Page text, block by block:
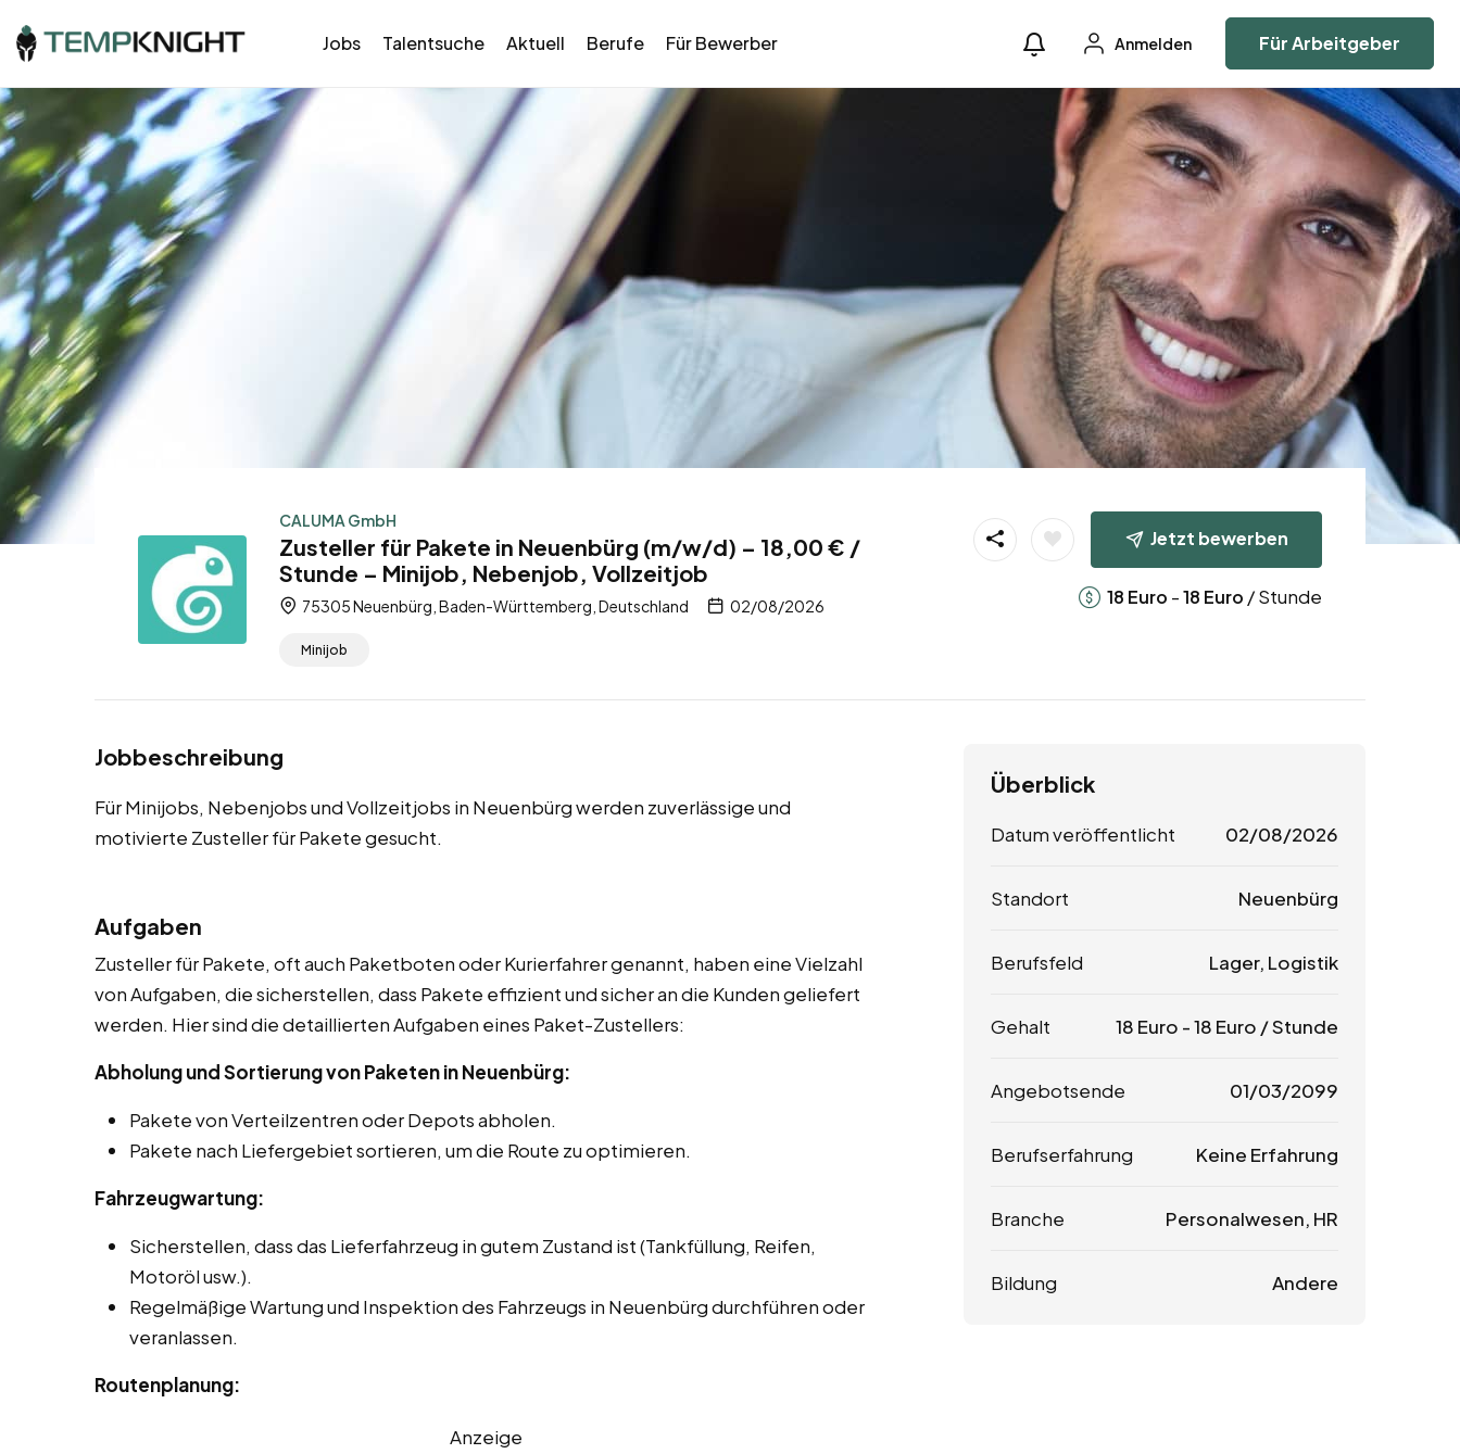
Jobs Talentsuche Aktuell Berufe Für Bewerber Anmelden Für Arbeitgeber
CALUMA GmbH
Zusteller für Pakete in Neuenbürg (m/w/d) – 18,00 € /
Stunde – Minijob, Nebenjob, Vollzeitjob
75305 Neuenbürg, Baden-Württemberg, Deutschland 02/08/2026
Minijob
Jetzt bewerben
18 Euro -18 Euro / Stunde
Jobbeschreibung
Für Minijobs, Nebenjobs und Vollzeitjobs in Neuenbürg werden zuverlässige und
motivierte Zusteller für Pakete gesucht.
Aufgaben
Zusteller für Pakete, oft auch Paketboten oder Kurierfahrer genannt, haben eine Vielzahl
von Aufgaben, die sicherstellen, dass Pakete effizient und sicher an die Kunden geliefert
werden. Hier sind die detaillierten Aufgaben eines Paket-Zustellers:
Abholung und Sortierung von Paketen in Neuenbürg:
Pakete von Verteilzentren oder Depots abholen.
Pakete nach Liefergebiet sortieren, um die Route zu optimieren.
Fahrzeugwartung:
Sicherstellen, dass das Lieferfahrzeug in gutem Zustand ist (Tankfüllung, Reifen,
Motoröl usw.).
Regelmäßige Wartung und Inspektion des Fahrzeugs in Neuenbürg durchführen oder
veranlassen.
Routenplanung:
Anzeige
Überblick
Datum veröffentlicht 02/08/2026
Standort Neuenbürg
Berufsfeld Lager, Logistik
Gehalt 18 Euro -18 Euro / Stunde
Angebotsende 01/03/2099
Berufserfahrung Keine Erfahrung
Branche Personalwesen, HR
Bildung Andere